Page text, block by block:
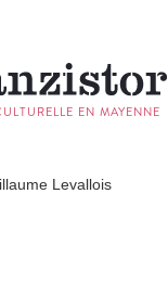
EN MAYENNE
Levallois